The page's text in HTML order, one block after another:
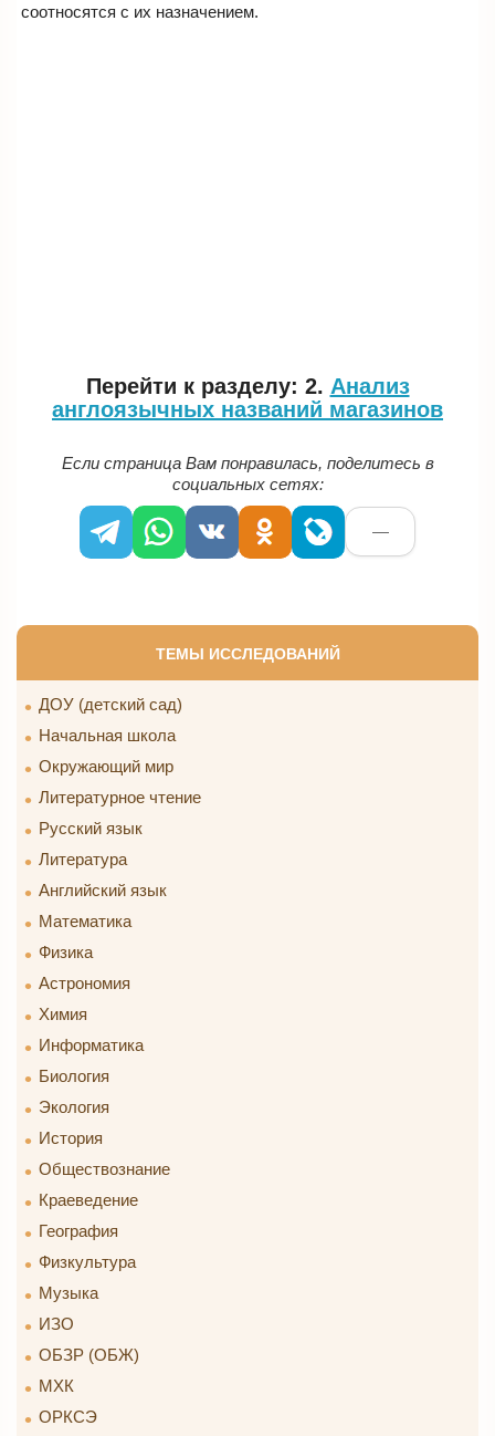
ТЕМЫ ИССЛЕДОВАНИЙ
ДОУ (детский сад)
Начальная школа
Окружающий мир
Литературное чтение
Русский язык
Литература
Английский язык
Математика
Физика
Астрономия
Химия
Информатика
Биология
Экология
История
Обществознание
Краеведение
География
Физкультура
Музыка
ИЗО
ОБЗР (ОБЖ)
МХК
ОРКСЭ
соотносятся с их назначением.
Перейти к разделу: 2. Анализ
англоязычных названий магазинов
Если страница Вам понравилась, поделитесь в
социальных сетях:
—